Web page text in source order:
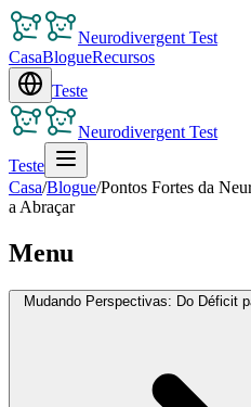
Neurodivergent Test
CasaBlogueRecursos
Teste
Neurodivergent Test
Teste
Casa/Blogue/Pontos Fortes da
a Abraçar
Menu
Mudando Perspectivas: Do Déficit